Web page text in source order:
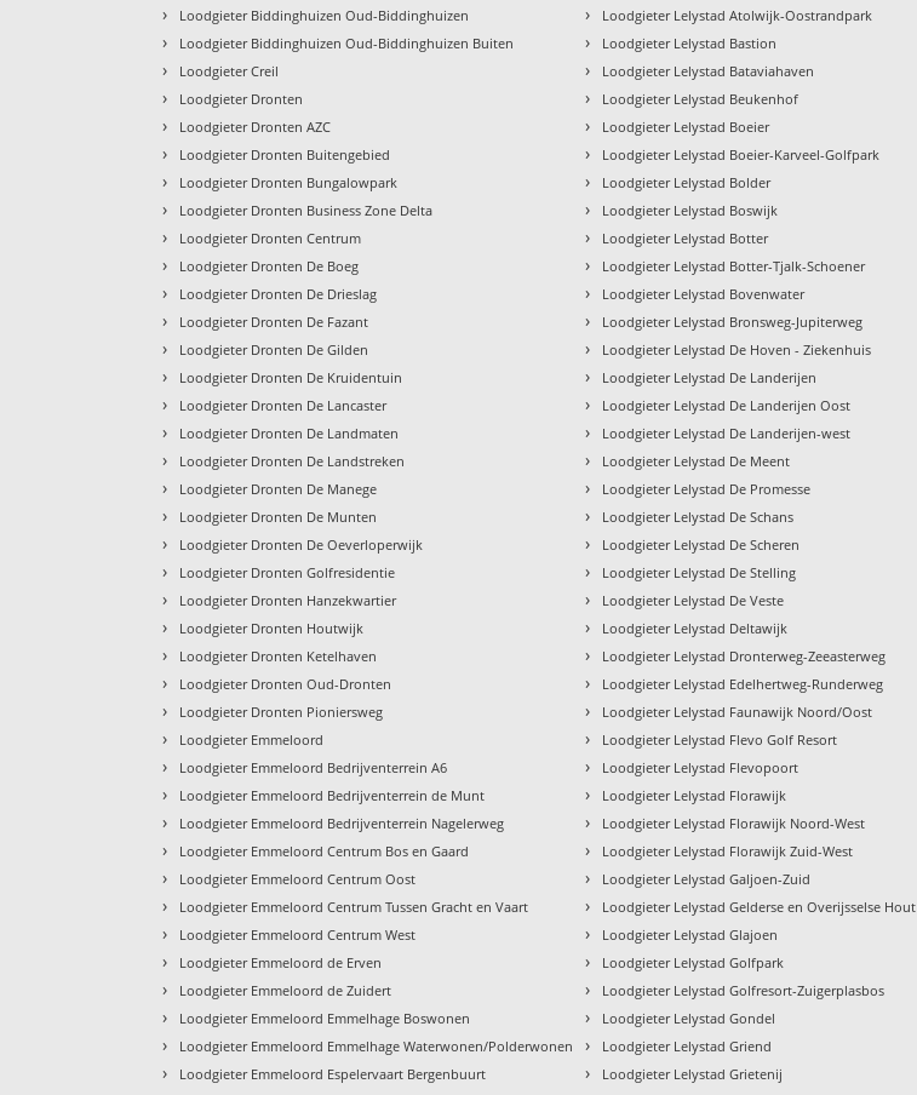
› Loodgieter Biddinghuizen Oud-Biddinghuizen
› Loodgieter Biddinghuizen Oud-Biddinghuizen Buiten
› Loodgieter Creil
› Loodgieter Dronten
› Loodgieter Dronten AZC
› Loodgieter Dronten Buitengebied
› Loodgieter Dronten Bungalowpark
› Loodgieter Dronten Business Zone Delta
› Loodgieter Dronten Centrum
› Loodgieter Dronten De Boeg
› Loodgieter Dronten De Drieslag
› Loodgieter Dronten De Fazant
› Loodgieter Dronten De Gilden
› Loodgieter Dronten De Kruidentuin
› Loodgieter Dronten De Lancaster
› Loodgieter Dronten De Landmaten
› Loodgieter Dronten De Landstreken
› Loodgieter Dronten De Manege
› Loodgieter Dronten De Munten
› Loodgieter Dronten De Oeverloperwijk
› Loodgieter Dronten Golfresidentie
› Loodgieter Dronten Hanzekwartier
› Loodgieter Dronten Houtwijk
› Loodgieter Dronten Ketelhaven
› Loodgieter Dronten Oud-Dronten
› Loodgieter Dronten Pioniersweg
› Loodgieter Emmeloord
› Loodgieter Emmeloord Bedrijventerrein A6
› Loodgieter Emmeloord Bedrijventerrein de Munt
› Loodgieter Emmeloord Bedrijventerrein Nagelerweg
› Loodgieter Emmeloord Centrum Bos en Gaard
› Loodgieter Emmeloord Centrum Oost
› Loodgieter Emmeloord Centrum Tussen Gracht en Vaart
› Loodgieter Emmeloord Centrum West
› Loodgieter Emmeloord de Erven
› Loodgieter Emmeloord de Zuidert
› Loodgieter Emmeloord Emmelhage Boswonen
› Loodgieter Emmeloord Emmelhage Waterwonen/Polderwonen
› Loodgieter Emmeloord Espelervaart Bergenbuurt
› Loodgieter Lelystad Atolwijk-Oostrandpark
› Loodgieter Lelystad Bastion
› Loodgieter Lelystad Bataviahaven
› Loodgieter Lelystad Beukenhof
› Loodgieter Lelystad Boeier
› Loodgieter Lelystad Boeier-Karveel-Golfpark
› Loodgieter Lelystad Bolder
› Loodgieter Lelystad Boswijk
› Loodgieter Lelystad Botter
› Loodgieter Lelystad Botter-Tjalk-Schoener
› Loodgieter Lelystad Bovenwater
› Loodgieter Lelystad Bronsweg-Jupiterweg
› Loodgieter Lelystad De Hoven - Ziekenhuis
› Loodgieter Lelystad De Landerijen
› Loodgieter Lelystad De Landerijen Oost
› Loodgieter Lelystad De Landerijen-west
› Loodgieter Lelystad De Meent
› Loodgieter Lelystad De Promesse
› Loodgieter Lelystad De Schans
› Loodgieter Lelystad De Scheren
› Loodgieter Lelystad De Stelling
› Loodgieter Lelystad De Veste
› Loodgieter Lelystad Deltawijk
› Loodgieter Lelystad Dronterweg-Zeeasterweg
› Loodgieter Lelystad Edelhertweg-Runderweg
› Loodgieter Lelystad Faunawijk Noord/Oost
› Loodgieter Lelystad Flevo Golf Resort
› Loodgieter Lelystad Flevopoort
› Loodgieter Lelystad Florawijk
› Loodgieter Lelystad Florawijk Noord-West
› Loodgieter Lelystad Florawijk Zuid-West
› Loodgieter Lelystad Galjoen-Zuid
› Loodgieter Lelystad Gelderse en Overijsselse Hout
› Loodgieter Lelystad Glajoen
› Loodgieter Lelystad Golfpark
› Loodgieter Lelystad Golfresort-Zuigerplasbos
› Loodgieter Lelystad Gondel
› Loodgieter Lelystad Griend
› Loodgieter Lelystad Grietenij